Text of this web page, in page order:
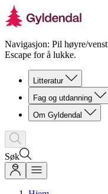
Navigasjon: Pil høyre/
Escape for å lukke.
Litteratur
Fag og utdanning
Om Gyldendal
Søk